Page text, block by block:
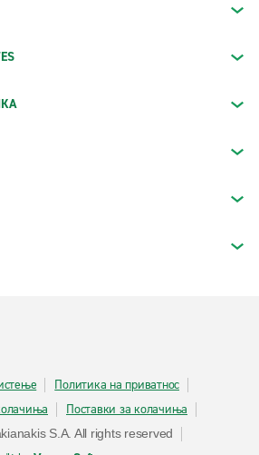
Политика на приватнос
Поставки за колачиња
S.A. All rights reserved